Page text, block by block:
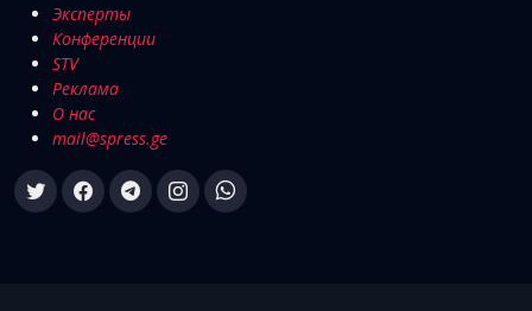
Эксперты
Конференции
STV
Реклама
О нас
mail@spress.ge